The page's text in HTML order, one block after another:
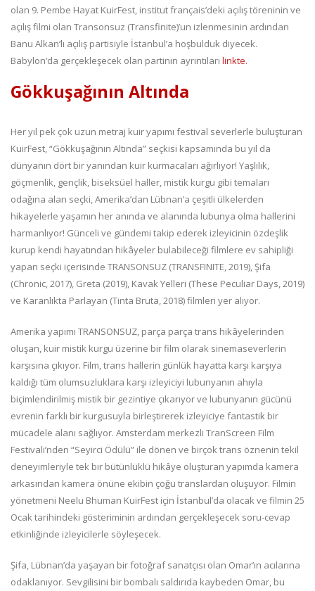
olan 9. Pembe Hayat KuirFest, institut français’deki açılış töreninin ve
açılış filmi olan Transonsuz (Transfinite)’un izlenmesinin ardından
Banu Alkan’lı açılış partisiyle İstanbul’a hoşbulduk diyecek.
Babylon’da gerçekleşecek olan partinin ayrıntıları linkte.
Gökkuşağının Altında
Her yıl pek çok uzun metraj kuir yapımı festival severlerle buluşturan
KuirFest, “Gökkuşağının Altında” seçkisi kapsamında bu yıl da
dünyanın dört bir yanından kuir kurmacaları ağırlıyor! Yaşlılık,
göçmenlik, gençlik, biseksüel haller, mistik kurgu gibi temaları
odağına alan seçki, Amerika’dan Lübnan’a çeşitli ülkelerden
hikayelerle yaşamın her anında ve alanında lubunya olma hallerini
harmanlıyor! Günceli ve gündemi takip ederek izleyicinin özdeşlik
kurup kendi hayatından hikâyeler bulabileceği filmlere ev sahipliği
yapan seçki içerisinde TRANSONSUZ (TRANSFINITE, 2019), Şifa
(Chronic, 2017), Greta (2019), Kavak Yelleri (These Peculiar Days, 2019)
ve Karanlıkta Parlayan (Tinta Bruta, 2018) filmleri yer alıyor.
Amerika yapımı TRANSONSUZ, parça parça trans hikâyelerinden
oluşan, kuir mistik kurgu üzerine bir film olarak sinemaseverlerin
karşısına çıkıyor. Film, trans hallerin günlük hayatta karşı karşıya
kaldığı tüm olumsuzluklara karşı izleyiciyi lubunyanın ahıyla
biçimlendirilmiş mistik bir gezintiye çıkarıyor ve lubunyanın gücünü
evrenin farklı bir kurgusuyla birleştirerek izleyiciye fantastik bir
mücadele alanı sağlıyor. Amsterdam merkezli TranScreen Film
Festivali’nden “Seyirci Ödülü” ile dönen ve birçok trans öznenin tekil
deneyimleriyle tek bir bütünlüklü hikâye oluşturan yapımda kamera
arkasından kamera önüne ekibin çoğu translardan oluşuyor. Filmin
yönetmeni Neelu Bhuman KuirFest için İstanbul’da olacak ve filmin 25
Ocak tarihindeki gösteriminin ardından gerçekleşecek soru-cevap
etkinliğinde izleyicilerle söyleşecek.
Şifa, Lübnan’da yaşayan bir fotoğraf sanatçısı olan Omar’ın acılarına
odaklanıyor. Sevgilisini bir bombalı saldırıda kaybeden Omar, bu